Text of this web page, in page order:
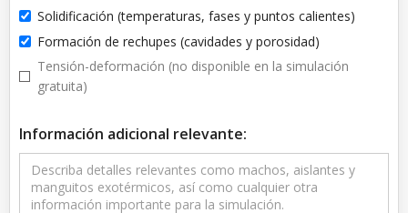
Solidificación (temperaturas, fases y puntos calientes)
Formación de rechupes (cavidades y porosidad)
Tensión-deformación (no disponible en la simulación
gratuita)
Información adicional relevante: